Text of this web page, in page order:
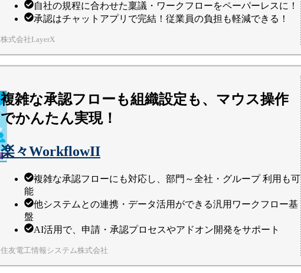
自社の規程に合わせた稟議・ワークフローをペーパーレスに！
承認はチャットアプリで完結！従業員の負担も軽減できる！
株式会社LayerX
複雑な承認フローも組織設定も、マウス操作
でかんたん実現！
楽々WorkflowII
複雑な承認フローにも対応し、部門～全社・グループ 利用も可
能
他システムとの連携・データ活用ができる汎用ワークフロー基
盤
AI活用で、申請・承認プロセスやアドオン開発をサポート
住友電工情報システム株式会社